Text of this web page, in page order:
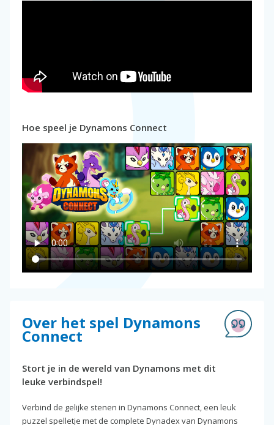
Hoe speel je Dynamons Connect
Over het spel Dynamons
Connect
Stort je in de wereld van Dynamons met dit
leuke verbindspel!
Verbind de gelijke stenen in Dynamons Connect, een leuk
puzzel spelletje met de complete Dynadex van Dynamons